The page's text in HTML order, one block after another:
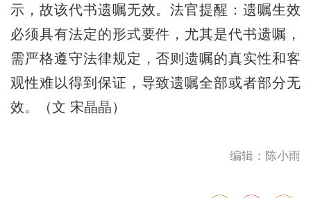
示，故该代书遗嘱无效。法官提醒：遗嘱生效
必须具有法定的形式要件，尤其是代书遗嘱，
需严格遵守法律规定，否则遗嘱的真实性和客
观性难以得到保证，导致遗嘱全部或者部分无
效。（文 宋晶晶）
编辑：陈小雨